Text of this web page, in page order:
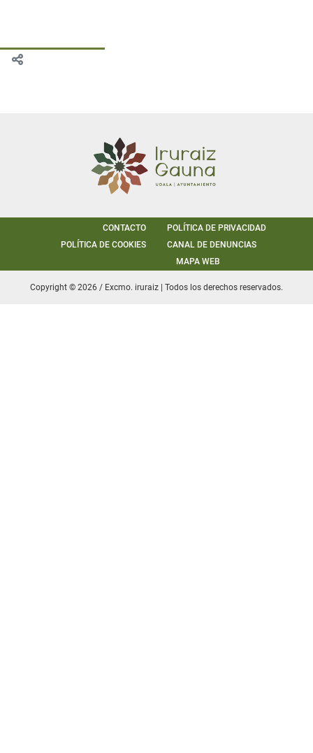
CONTACTO
POLÍTICA DE PRIVACIDAD
POLÍTICA DE COOKIES
CANAL DE DENUNCIAS
MAPA WEB
Copyright © 2026 / Excmo. iruraiz | Todos los derechos reservados.